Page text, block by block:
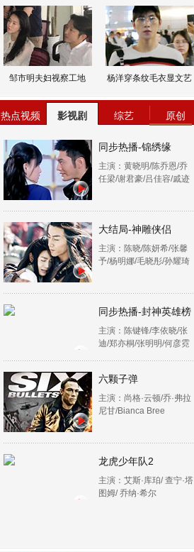
邹市明夫妇视察工地 杨洋穿条纹毛衣显文艺
热点视频 影视剧 综艺 原创
同步热播-锦绣缘
主演：黄晓明/陈乔恩/乔
任梁/谢君豪/吕佳容/戚迹
大结局-神雕侠侣
主演：陈晓/陈妍希/张馨
予/杨明娜/毛晓彤/孙耀琦
同步热播-封神英雄榜
主演：陈键锋/李依晓/张
迪/郑亦桐/张明明/何彦霓
六颗子弹
主演：尚格·云顿/乔·弗拉
尼甘/Bianca Bree
龙虎少年队2
主演：艾斯·库珀/ 查宁·塔
图姆/ 乔纳·希尔